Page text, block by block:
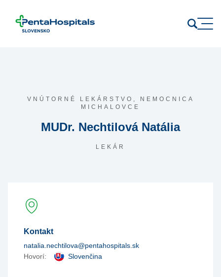
VNÚTORNÉ LEKÁRSTVO,
NEMOCNICA
MICHALOVCE
MUDr. Nechtilová Natália
LEKÁR
Kontakt
natalia.nechtilova@pentahospitals.sk
Hovorí:
Slovenčina